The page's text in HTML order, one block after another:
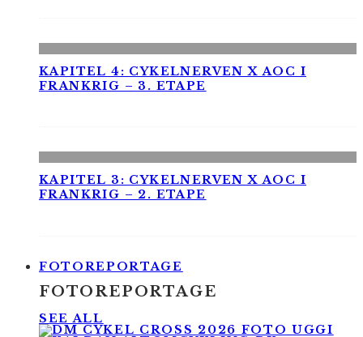
KAPITEL 4: CYKELNERVEN X AOC I
FRANKRIG – 3. ETAPE
KAPITEL 3: CYKELNERVEN X AOC I
FRANKRIG – 2. ETAPE
FOTOREPORTAGE
FOTOREPORTAGE
SEE ALL